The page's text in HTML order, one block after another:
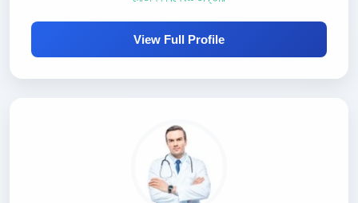
View Full Profile